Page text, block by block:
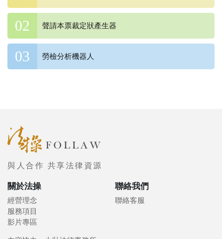
聲請本票裁定狀產生器
勞檢分析機器人
與人合作 共享法律資源
關於法操
經營理念
服務項目
影片專區
聯絡我們
聯絡客服